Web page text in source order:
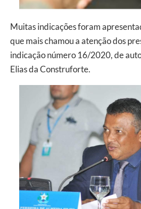
Muitas indicações foram
que mais chamou a atenção dos
indicação número 16/2020, de
Elias da Construforte.